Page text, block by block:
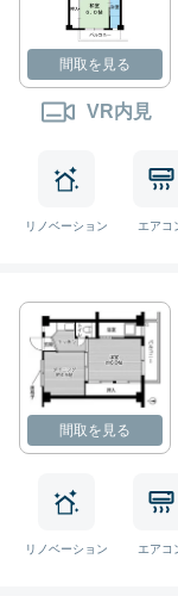
間取を見る
VR内見
リノベーション エアコ
間取を見る
リノベーション エアコ